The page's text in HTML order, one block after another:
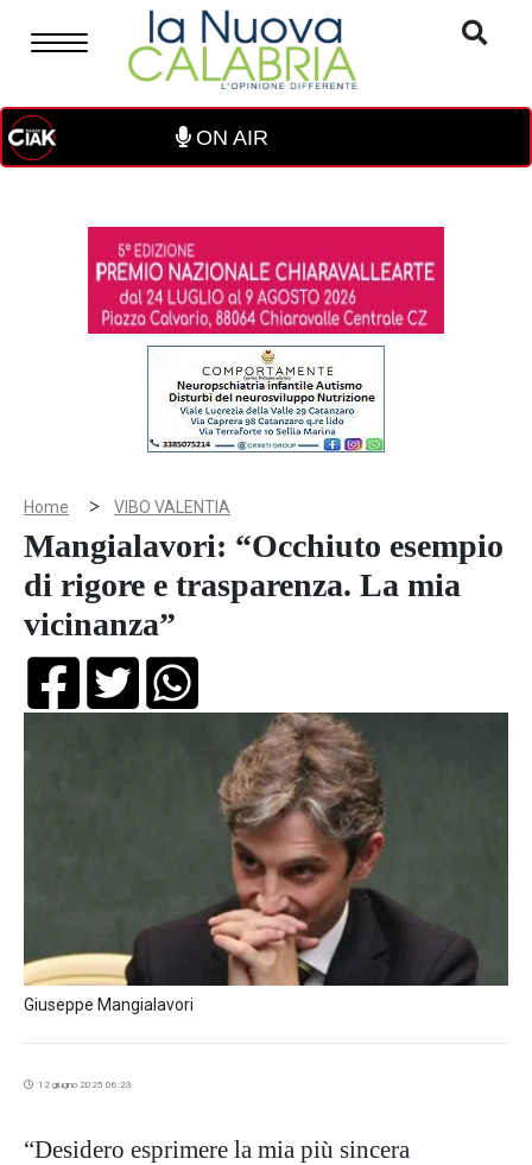
ON AIR
Home > VIBO VALENTIA
Mangialavori: “Occhiuto esempio
di rigore e trasparenza. La mia
vicinanza”
Giuseppe Mangialavori
12 giugno 2025 06:23
“Desidero esprimere la mia più sincera